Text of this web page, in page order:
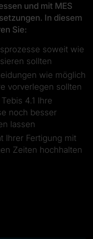
und mit MES
In diesem
Sie:
soweit wie
sollten
wie möglich
vorverlegen sollten
4.1 Ihre
noch besser
lassen
Ihrer Fertigung mit
Zeiten hochhalten